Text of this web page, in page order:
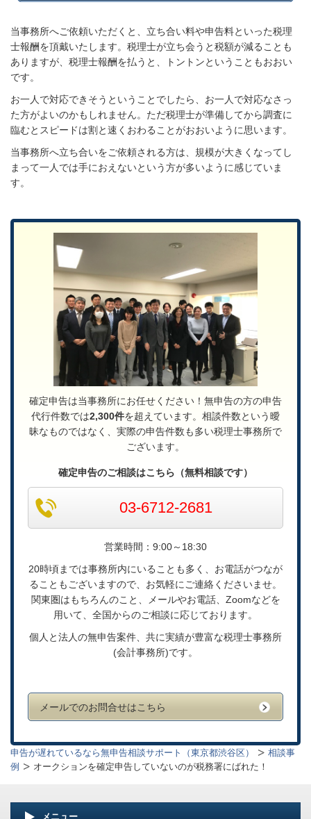
当事務所へご依頼いただくと、立ち合い料や申告料といった税理
士報酬を頂戴いたします。税理士が立ち会うと税額が減ることも
ありますが、税理士報酬を払うと、トントンということもおおい
です。
お一人で対応できそうということでしたら、お一人で対応なさっ
た方がよいのかもしれません。ただ税理士が準備してから調査に
臨むとスピードは割と速くおわることがおおいように思います。
当事務所へ立ち合いをご依頼される方は、規模が大きくなってし
まって一人では手におえないという方が多いように感じていま
す。
確定申告は当事務所にお任せください！無申告の方の申告
代行件数では2,300件を超えています。相談件数という曖
昧なものではなく、実際の申告件数も多い税理士事務所で
ございます。
確定申告のご相談はこちら（無料相談です）
03-6712-2681
営業時間：9:00～18:30
20時頃までは事務所内にいることも多く、お電話がつなが
ることもございますので、お気軽にご連絡くださいませ。
関東圏はもちろんのこと、メールやお電話、Zoomなどを
用いて、全国からのご相談に応じております。
個人と法人の無申告案件、共に実績が豊富な税理士事務所
(会計事務所)です。
メールでのお問合せはこちら
申告が遅れているなら無申告相談サポート（東京都渋谷区）
相談事
例
オークションを確定申告していないのが税務署にばれた！
メニュー